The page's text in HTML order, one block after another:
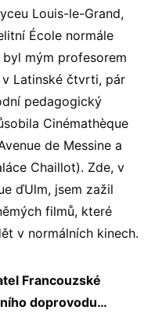
Louis-le-Grand,
École normále
byl mým profesorem
Latinské čtvrti, pár
pedagogický
Cinémathèque
de Messine a
Chaillot). Zde, v
ďUlm, jsem zažil
filmů, které
v normálních kinech.
Francouzské
doprovodu…